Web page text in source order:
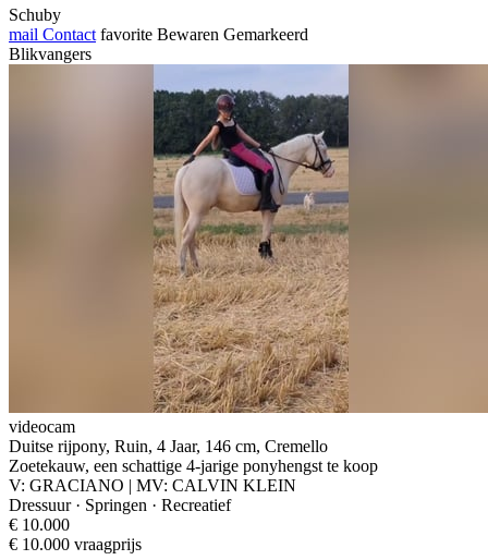
Schuby
mail Contact favorite Bewaren Gemarkeerd
Blikvangers
videocam
Duitse rijpony, Ruin, 4 Jaar, 146 cm, Cremello
Zoetekauw, een schattige 4-jarige ponyhengst te koop
V: GRACIANO | MV: CALVIN KLEIN
Dressuur · Springen · Recreatief
€ 10.000
€ 10.000 vraagprijs